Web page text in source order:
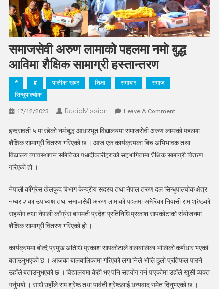
समाजसेवी अरुण लामाको पहलमा नमो बुद्ध
आविमा शैक्षिक सामाग्री हस्तान्तरण
* # पालीका खबर शिक्षा समाचार
समाज
सिन्धुपाल्चोक
17/12/2023 RadioMission Leave A CommentOn
अरुण
लामाको
पहलमा
आविमा
शैक्षिक
सामाग्री
इन्द्रावती ५ मा रहेको नमोबुद्ध आधारभूत विद्यालयमा समाजसेवी अरुण लामाको पहलमा
शैक्षिक सामाग्री वितरण गरिएको छ । आज एक कार्यक्रमका बिच अभिभावक तथा
विद्यालय व्यावस्थापन समितिका पधादीकारीहरुको सहभागितामा शैक्षिक सामाग्री वितरण
गरिएको हो ।
नेपाली काँग्रेस खेलकुद विभाग केन्द्रीय सदस्य तथा नेपाल तरुण दल सिन्धुपाल्चोक क्षेत्र
नम्बर २ का उपाध्यक्ष तथा समाजसेवी अरुण लामाको पहलमा अमेरिका निवासी राम श्रेष्ठको
सहयोग तथा नेपाली काँग्रेस बागमती प्रदेश प्रतिनिधि प्रकाश सापकोटाको संयोजनमा
शैक्षिक सामाग्री वितरण गरिएको हो ।
कार्यक्रममा बोल्दै प्रमुख अतिथि प्रकाश सापकोटाले बालबालिका भोलिको कर्णधार भएको
बताउनुभएको छ । आजका बालबालिकामा गरिएको लगा निले भोलि ठुलो प्रतिफल पाउने
उहाँले बताउनुभएको छ । विद्यालयमा केही भए पनि सहयोग गर्न पाएकोमा उहाँले खुसी व्यक्त
गर्नुभयो । साथै उहाँले राम श्रेष्ठ तथा पार्वती श्रेष्ठलाई धन्यवाद समेत दिनुभएको छ ।